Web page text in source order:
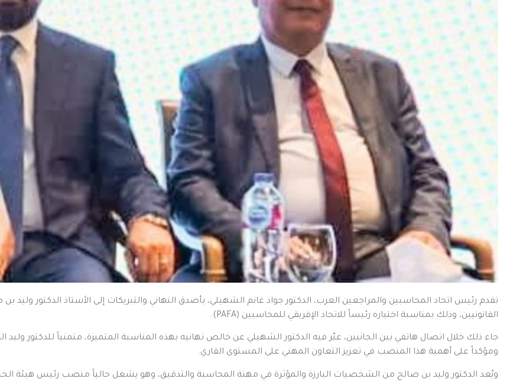
تقدم رئيس اتحاد المحاسبين والمراجعين العرب، الدكتور جواد غانم الشهيلي، بأصدق التهاني والتبريكات إلى الأستاذ الدكتور وليد
القانونيين، وذلك بمناسبة اختياره رئيساً للاتحاد الإفريقي للمحاسبين (PAFA).
جاء ذلك خلال اتصال هاتفي بين الجانبين، عبّر فيه الدكتور الشهيلي عن خالص تهانيه بهذه المناسبة المتميزة، متمنياً للدكتور وليد
ومؤكداً على أهمية هذا المنصب في تعزيز التعاون المهني على المستوى القاري.
ويُعد الدكتور وليد بن صالح من الشخصيات البارزة والمؤثرة في مهنة المحاسبة والتدقيق، وهو يشغل حالياً منصب رئيس هيئة